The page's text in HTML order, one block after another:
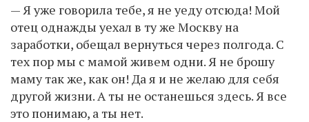
— Я уже говорила тебе, я не уеду отсюда! Мой
отец однажды уехал в ту же Москву на
заработки, обещал вернуться через полгода. С
тех пор мы с мамой живем одни. Я не брошу
маму так же, как он! Да я и не желаю для себя
другой жизни. А ты не останешься здесь. Я все
это понимаю, а ты нет.